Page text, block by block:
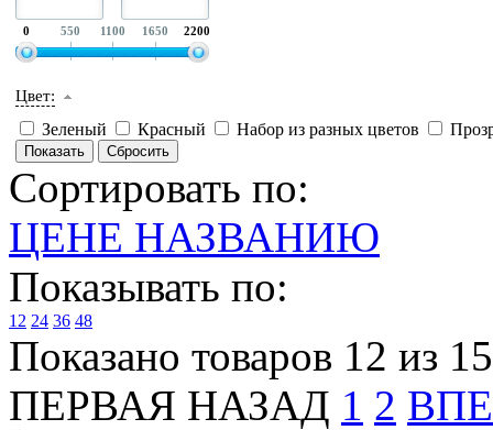
0 550 1100 1650 2200
Цвет:
Зеленый Красный Набор из разных цветов
Сортировать по:
ЦЕНЕ НАЗВАНИЮ
Показывать по:
12 24 36 48
Показано товаров 12 из 15
ПЕРВАЯ НАЗАД 1 2